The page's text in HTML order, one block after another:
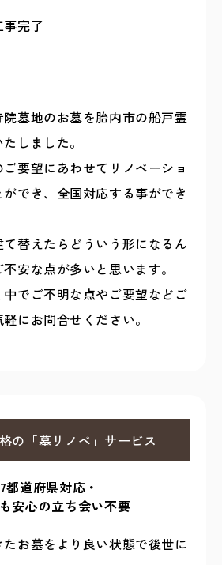
事完了
墓地のお墓を胎内市の船戸霊
しました。
要望にあわせてリノベーショ
でき、全国対応する事ができ
て替えたらどういう形になるん
安な点が多いと思います。
でご不明な点やご要望などご
にお問合せください。
の「墓リノベ」サービス
都道府県対応・
安心の立ち会い不要
お墓をより良い状態で後世に